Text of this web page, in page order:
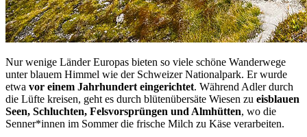
Nur wenige Länder Europas bieten so viele schöne Wanderwege
unter blauem Himmel wie der Schweizer Nationalpark. Er wurde
etwa vor einem Jahrhundert eingerichtet. Während Adler durch
die Lüfte kreisen, geht es durch blütenübersäte Wiesen zu eisblauen
Seen, Schluchten, Felsvorsprüngen und Almhütten, wo die
Senner*innen im Sommer die frische Milch zu Käse verarbeiten.